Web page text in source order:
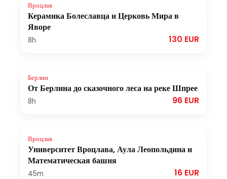
Вроцлав
Керамика Болеславца и Церковь Мира в
Яворе
8h 130 EUR
Берлин
От Берлина до сказочного леса на реке Шпрее
8h 96 EUR
Вроцлав
Университет Вроцлава, Аула Леопольдина и
Математическая башня
45m 16 EUR